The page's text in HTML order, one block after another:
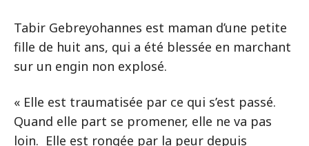
Tabir Gebreyohannes est maman d’une petite
fille de huit ans, qui a été blessée en marchant
sur un engin non explosé.
« Elle est traumatisée par ce qui s’est passé.
Quand elle part se promener, elle ne va pas
loin. Elle est rongée par la peur depuis